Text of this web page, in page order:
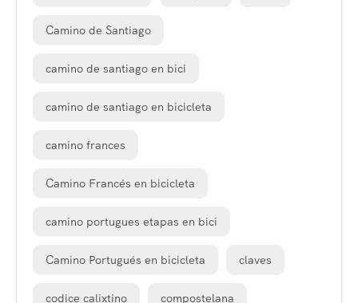
Camino de Santiago
camino de santiago en bici
camino de santiago en bicicleta
camino frances
Camino Francés en bicicleta
camino portugues etapas en bici
Camino Portugués en bicicleta claves
codice calixtino compostelana